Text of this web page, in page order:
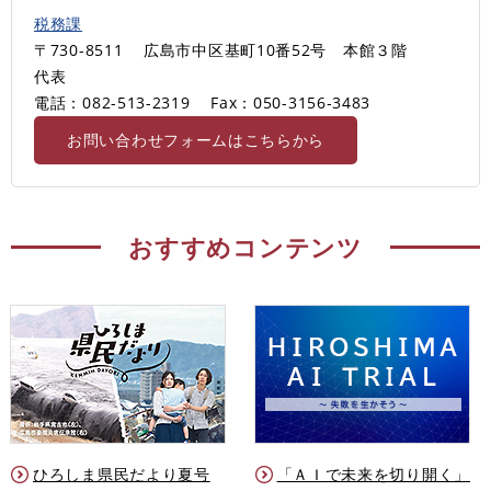
税務課
〒730-8511
広島市中区基町10番52号 本館３階
代表
電話：082-513-2319
Fax：050-3156‐3483
お問い合わせフォームはこちらから
おすすめコンテンツ
ひろしま県民だより夏号
「ＡＩで未来を切り開く」